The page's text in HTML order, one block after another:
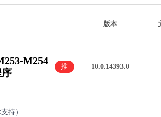
版本
M254
推
10.0.14393.0
持）